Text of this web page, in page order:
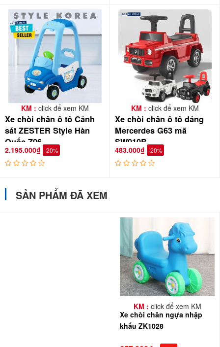
Sản phẩm đã qua kiểm định chất lượng, đảm bảo an
toàn tuyệt đối với trẻ:
KM : click để xem KM
Xe chòi chân ô tô Cảnh
sát ZESTER Style Hàn
Quốc Z06
2.195.000₫ -20%
KM : click để xem KM
Xe chòi chân ô tô dáng
Mercerdes G63 mã
SW010B
483.000₫ -20%
SẢN PHẨM ĐÃ XEM
KM : click để xem KM
Xe chòi chân ngựa nhập
khẩu ZK1028